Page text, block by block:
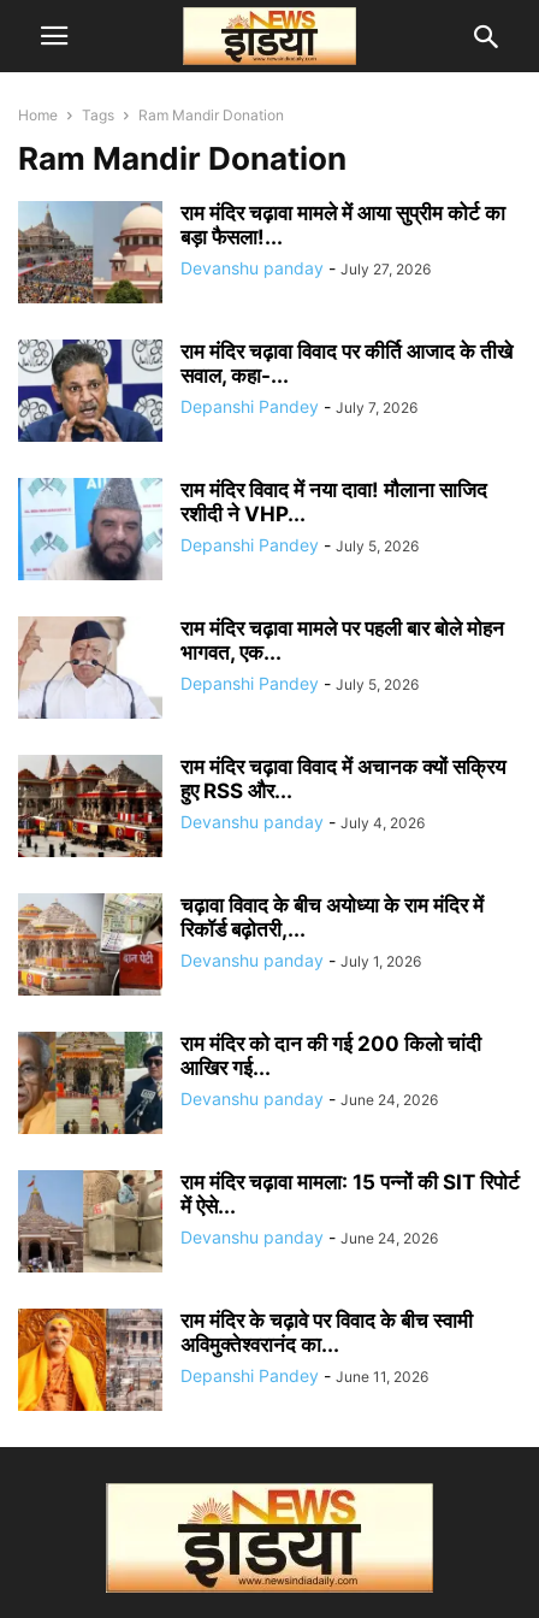
Home Tags Ram Mandir Donation
Ram Mandir Donation
राम मंदिर चढ़ावा मामले में आया सुप्रीम कोर्ट का
बड़ा फैसला!...
Devanshu panday - July 27, 2026
राम मंदिर चढ़ावा विवाद पर कीर्ति आजाद के तीखे
सवाल, कहा-...
Depanshi Pandey - July 7, 2026
राम मंदिर विवाद में नया दावा! मौलाना साजिद
रशीदी ने VHP...
Depanshi Pandey - July 5, 2026
राम मंदिर चढ़ावा मामले पर पहली बार बोले मोहन
भागवत, एक...
Depanshi Pandey - July 5, 2026
राम मंदिर चढ़ावा विवाद में अचानक क्यों सक्रिय
हुए RSS और...
Devanshu panday - July 4, 2026
चढ़ावा विवाद के बीच अयोध्या के राम मंदिर में
रिकॉर्ड बढ़ोतरी,...
Devanshu panday - July 1, 2026
राम मंदिर को दान की गई 200 किलो चांदी
आखिर गई...
Devanshu panday - June 24, 2026
राम मंदिर चढ़ावा मामला: 15 पन्नों की SIT रिपोर्ट
में ऐसे...
Devanshu panday - June 24, 2026
राम मंदिर के चढ़ावे पर विवाद के बीच स्वामी
अविमुक्तेश्वरानंद का...
Depanshi Pandey - June 11, 2026